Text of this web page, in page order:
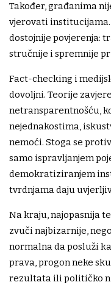
Također, građanima
vjerovati
dostojnije povjerenja:
stručnije i spremnije
Fact-checking i
dovoljni. Teorije
netransparentnošću,
nejednakostima,
nemoći. Stoga se
samo ispravljanjem
demokratiziranjem
tvrdnjama daju
Na kraju, najopasnija
zvuči najbizarnije,
normalna da posluži
prava, progon neke
rezultata ili političko